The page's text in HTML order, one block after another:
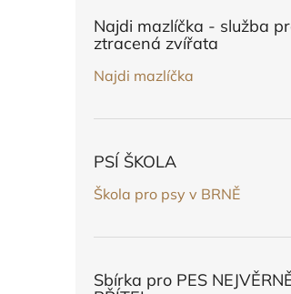
Najdi mazlíčka - služba
ztracená zvířata
Najdi mazlíčka
PSÍ ŠKOLA
Škola pro psy v BRNĚ
Sbírka pro PES